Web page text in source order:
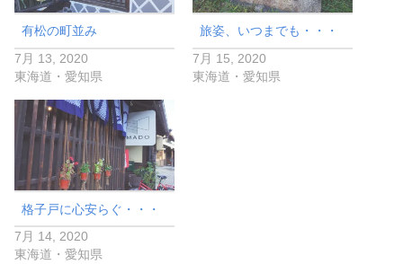
有松の町並み
7月 13, 2020
東海道・愛知県
旅姿、いつまでも・・・
7月 15, 2020
東海道・愛知県
格子戸に心安らぐ・・・
7月 14, 2020
東海道・愛知県